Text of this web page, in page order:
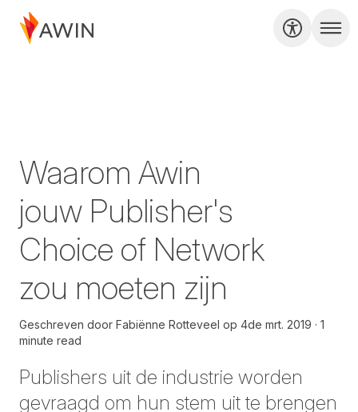
Waarom Awin
jouw Publisher's
Choice of Network
zou moeten zijn
Geschreven door Fabiënne Rotteveel op 4de mrt. 2019
1
minute read
Publishers uit de industrie worden
gevraagd om hun stem uit te brengen